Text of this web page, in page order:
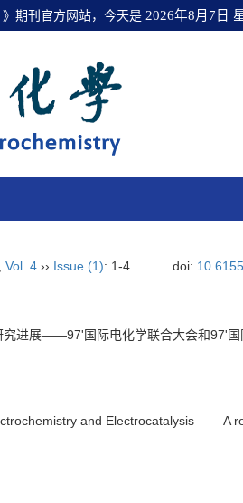
期刊官方网站，今天是 2026年8月7日
Vol. 4 ›› Issue (1): 1-4. doi:
究进展——97'国际电化学联合大会和97'国
and Electrocatalysis ——A